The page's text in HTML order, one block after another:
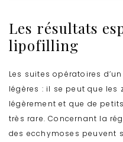
Les résultats
lipofilling
Les suites opératoires
légères : il se peut que les
légèrement et que de
très rare. Concernant la
des ecchymoses peuvent